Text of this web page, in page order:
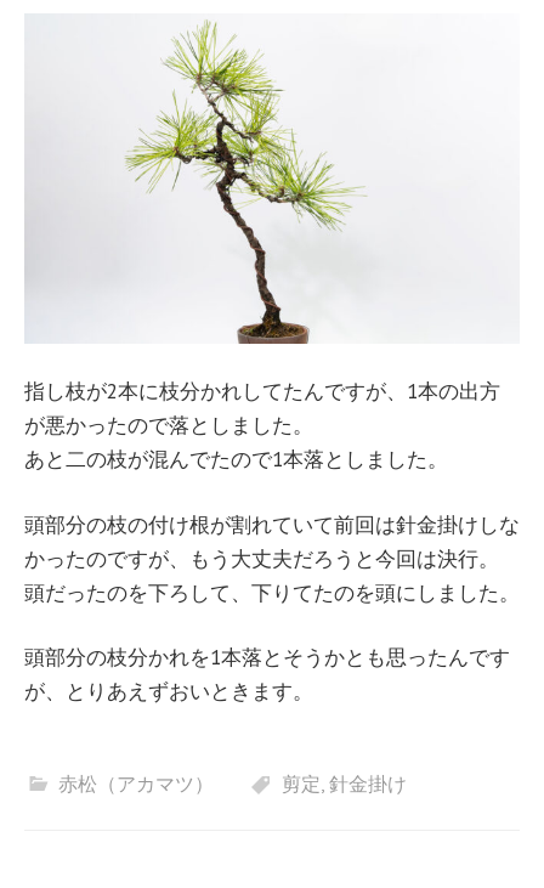
指し枝が2本に枝分かれしてたんですが、1本の出方
が悪かったので落としました。
あと二の枝が混んでたので1本落としました。
頭部分の枝の付け根が割れていて前回は針金掛けしな
かったのですが、もう大丈夫だろうと今回は決行。
頭だったのを下ろして、下りてたのを頭にしました。
頭部分の枝分かれを1本落とそうかとも思ったんです
が、とりあえずおいときます。
赤松（アカマツ） 剪定, 針金掛け